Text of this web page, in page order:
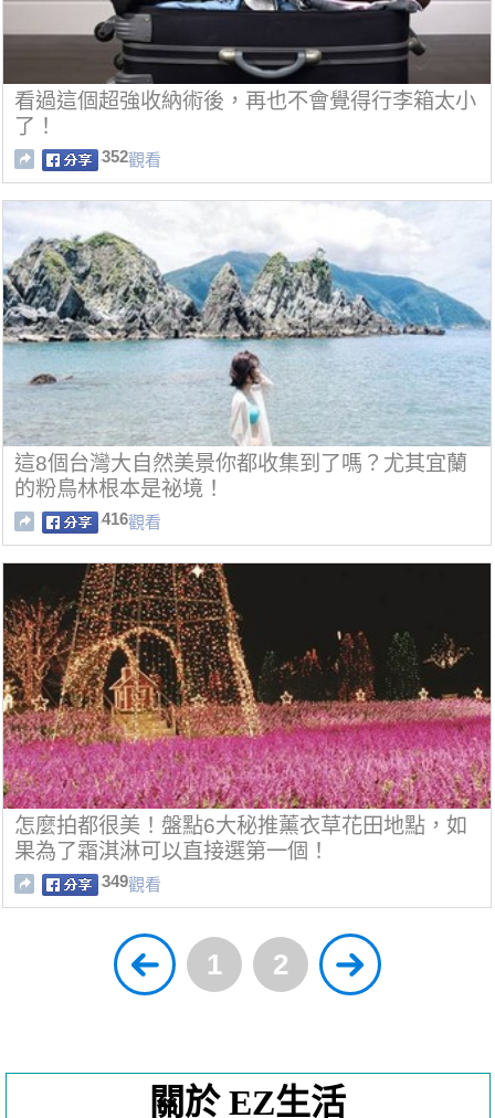
看過這個超強收納術後，再也不會覺得行李箱太小
了！
352觀看
這8個台灣大自然美景你都收集到了嗎？尤其宜蘭
的粉鳥林根本是祕境！
416觀看
怎麼拍都很美！盤點6大秘推薰衣草花田地點，如
果為了霜淇淋可以直接選第一個！
349觀看
1 2
關於 EZ生活